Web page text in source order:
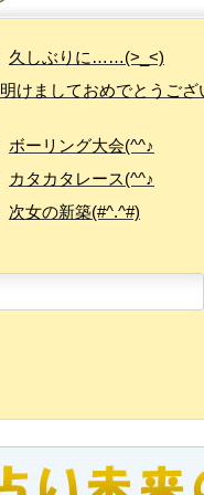
久しぶりに……(>_<)
明けましておめでとうござ
ボーリング大会(^^♪
カタカタレース(^^♪
次女の新築(#^.^#)